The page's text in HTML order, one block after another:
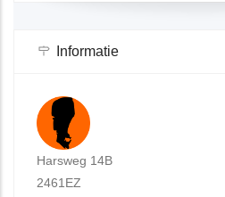
Informatie
Harsweg 14B
2461EZ